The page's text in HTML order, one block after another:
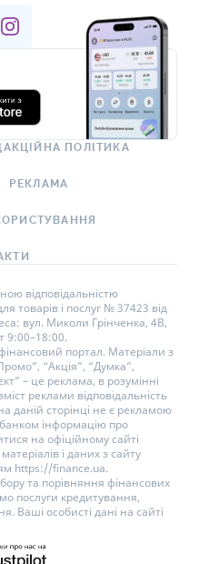
ПОЛІТИКА
РЕКЛАМА
відповідальністю
товарів і послуг № 37423 від
вул. Миколи Грінченка, 4В,
9:00–18:00.
портал. Матеріали з
“Акція”, “Думка”,
– це реклама, в розумінні
реклами відповідальність
даній сторінці не є рекламою
інформацію про
на офіційному сайті
і даних з сайту
https://finance.ua.
та порівняння фінансових
послуги кредитування,
Ваші особисті дані на сайті